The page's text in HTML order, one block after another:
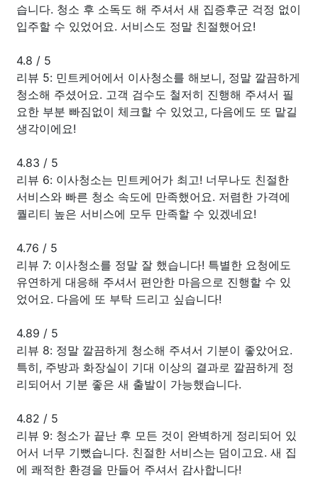
습니다. 청소 후 소독도 해 주셔서 새 집증후군 걱정 없이
입주할 수 있었어요. 서비스도 정말 친절했어요!
4.8 / 5
리뷰 5: 민트케어에서 이사청소를 해보니, 정말 깔끔하게
청소해 주셨어요. 고객 검수도 철저히 진행해 주셔서 필
요한 부분 빠짐없이 체크할 수 있었고, 다음에도 또 맡길
생각이에요!
4.83 / 5
리뷰 6: 이사청소는 민트케어가 최고! 너무나도 친절한
서비스와 빠른 청소 속도에 만족했어요. 저렴한 가격에
퀄리티 높은 서비스에 모두 만족할 수 있겠네요!
4.76 / 5
리뷰 7: 이사청소를 정말 잘 했습니다! 특별한 요청에도
유연하게 대응해 주셔서 편안한 마음으로 진행할 수 있
었어요. 다음에 또 부탁 드리고 싶습니다!
4.89 / 5
리뷰 8: 정말 깔끔하게 청소해 주셔서 기분이 좋았어요.
특히, 주방과 화장실이 기대 이상의 결과로 깔끔하게 정
리되어서 기분 좋은 새 출발이 가능했습니다.
4.82 / 5
리뷰 9: 청소가 끝난 후 모든 것이 완벽하게 정리되어 있
어서 너무 기뻤습니다. 친절한 서비스는 덤이고요. 새 집
에 쾌적한 환경을 만들어 주셔서 감사합니다!